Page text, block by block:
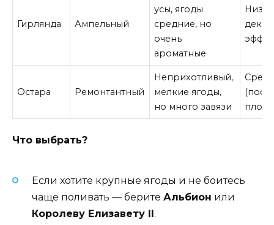
Гирлянда Ампельный
усы, ягоды
средние, но
очень
ароматные
Остара Ремонтантный
Неприхотливый,
мелкие ягоды,
но много завязи
Что выбрать?
Если хотите крупные ягоды и не боитесь
чаще поливать — берите Альбион или
Королеву Елизавету II.